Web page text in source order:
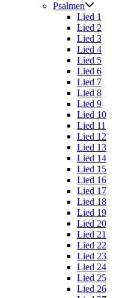
Psalmen
Lied 1
Lied 2
Lied 3
Lied 4
Lied 5
Lied 6
Lied 7
Lied 8
Lied 9
Lied 10
Lied 11
Lied 12
Lied 13
Lied 14
Lied 15
Lied 16
Lied 17
Lied 18
Lied 19
Lied 20
Lied 21
Lied 22
Lied 23
Lied 24
Lied 25
Lied 26